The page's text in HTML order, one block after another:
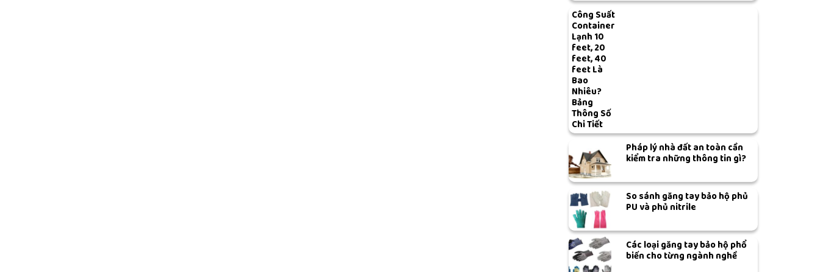
Công Suất
Container
Lạnh 10
feet, 20
feet, 40
feet Là
Bao
Nhiêu?
Bảng
Thông Số
Chi Tiết
Pháp lý nhà đất an toàn cần
kiểm tra những thông tin gì?
So sánh găng tay bảo hộ phủ
PU và phủ nitrile
Các loại găng tay bảo hộ phổ
biến cho từng ngành nghề